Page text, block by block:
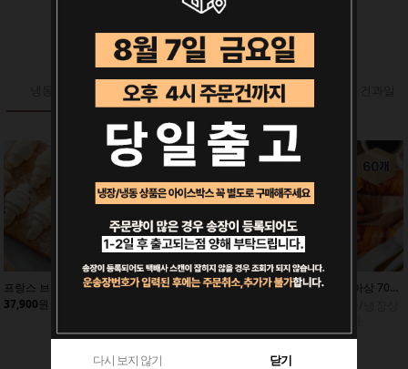
카테고리별 추천상품
버터 견과류
프랑스 브리도 크로아상 60gx35개/냉동생지/냉동빵
37,900원
프랑스 브리도 미니크로아상 25gx80개/냉동생지/빵
델리프랑스 크로아상 70gx60개/냉동생지/크로핀/크로플
76,900원
다시 보지 않기 닫기
다시 보지 않기 닫기
다시 보지 않기 닫기